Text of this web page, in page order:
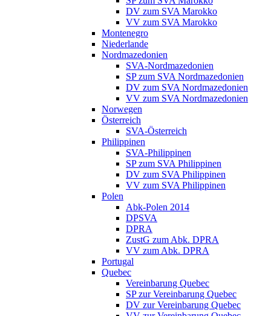
DV zum SVA Marokko
VV zum SVA Marokko
Montenegro
Niederlande
Nordmazedonien
SVA-Nordmazedonien
SP zum SVA Nordmazedonien
DV zum SVA Nordmazedonien
VV zum SVA Nordmazedonien
Norwegen
Österreich
SVA-Österreich
Philippinen
SVA-Philippinen
SP zum SVA Philippinen
DV zum SVA Philippinen
VV zum SVA Philippinen
Polen
Abk-Polen 2014
DPSVA
DPRA
ZustG zum Abk. DPRA
VV zum Abk. DPRA
Portugal
Quebec
Vereinbarung Quebec
SP zur Vereinbarung Quebec
DV zur Vereinbarung Quebec